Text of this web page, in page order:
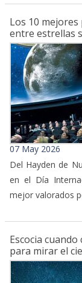
Los 10
entre estrellas
07 May 2026
Del Hayden de
en el Día
mejor valorados
Escocia
para mirar el